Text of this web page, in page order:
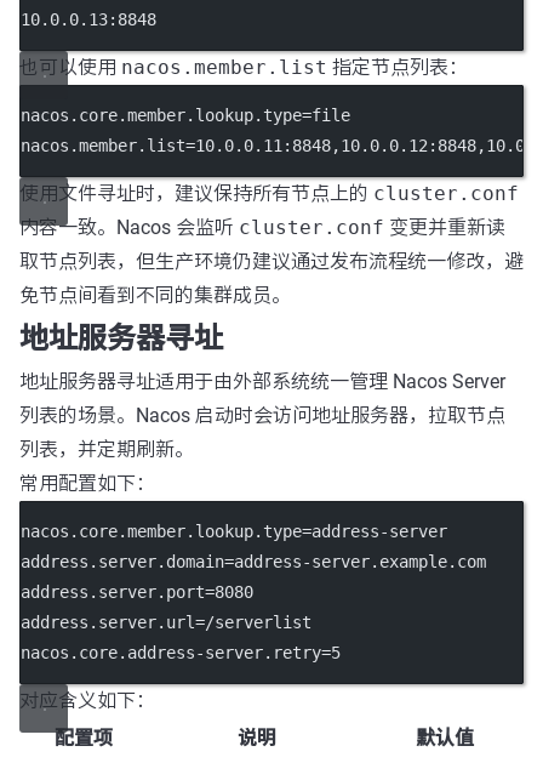
10.0.0.13:8848
也可以使用 nacos.member.list 指定节点列表：
nacos.core.member.lookup.type=file
nacos.member.list
使用文件寻址时，建议保持所有节点上的 cluster.conf
内容一致。Nacos 会监听 cluster.conf 变更并重新读
取节点列表，但生产环境仍建议通过发布流程统一修改，避
免节点间看到不同的集群成员。
地址服务器寻址
地址服务器寻址适用于由外部系统统一管理 Nacos Server
列表的场景。Nacos 启动时会访问地址服务器，拉取节点
列表，并定期刷新。
常用配置如下：
nacos.core.member.lookup.type=address-server
address.server.domain=address-server.example.com
address.server.port=8080
address.server.url=/serverlist
nacos.core.address-server.retry=5
对应含义如下：
配置项
说明 默认值